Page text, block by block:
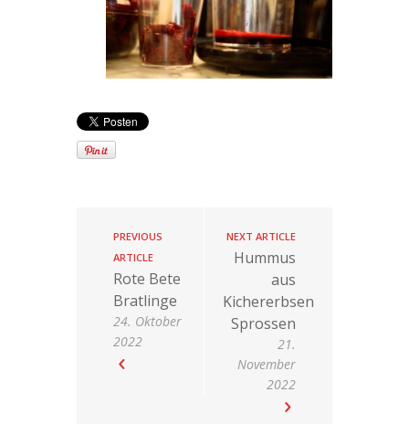
PREVIOUS
ARTICLE
Rote Bete
Bratlinge
24. Oktober
2022
NEXT ARTICLE
Hummus
aus
Kichererbsen
Sprossen
21.
November
2022